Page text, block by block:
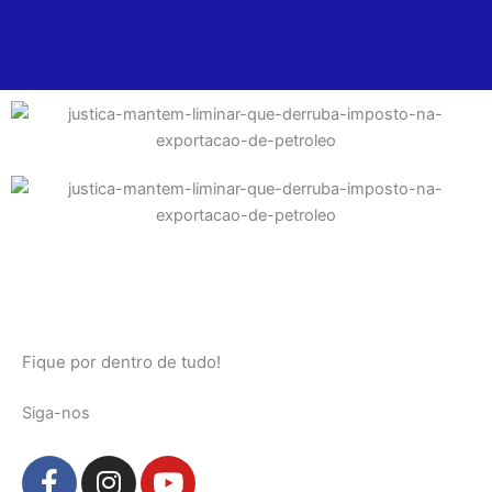
Fique por dentro de tudo!
Siga-nos
F
I
Y